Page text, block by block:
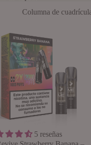
Vapers
Columna de
quiero
5 reseñas